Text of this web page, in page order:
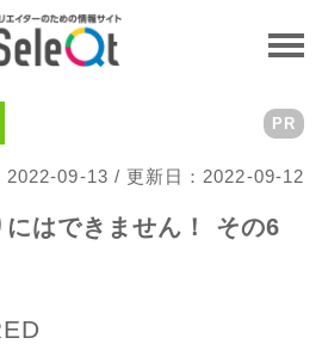
2022-09-13 / 更新日：2022-09-12
PR
にはできません！ その6